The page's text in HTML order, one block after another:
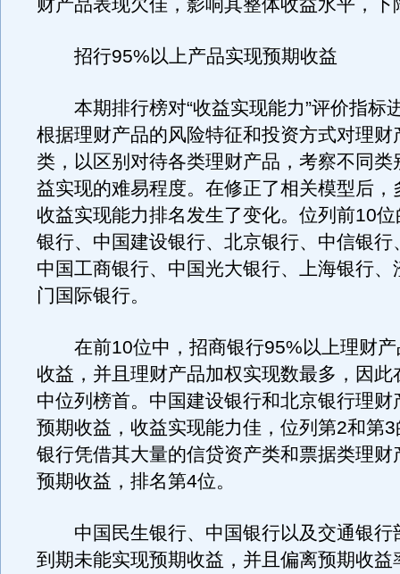
财产品表现欠佳，影响其整体收益水平，下
招行95%以上产品实现预期收益
本期排行榜对“收益实现能力”评价指标
根据理财产品的风险特征和投资方式对理财
类，以区别对待各类理财产品，考察不同类
益实现的难易程度。在修正了相关模型后，
收益实现能力排名发生了变化。位列前10
银行、中国建设银行、北京银行、中信银行
中国工商银行、中国光大银行、上海银行、
门国际银行。
在前10位中，招商银行95%以上理财产
收益，并且理财产品加权实现数最多，因此
中位列榜首。中国建设银行和北京银行理财
预期收益，收益实现能力佳，位列第2和第
银行凭借其大量的信贷资产类和票据类理财
预期收益，排名第4位。
中国民生银行、中国银行以及交通银行
到期未能实现预期收益，并且偏离预期收益